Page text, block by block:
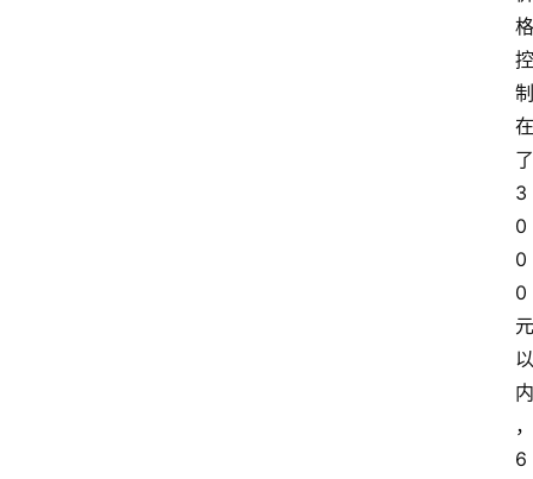
格
控
制
在
了
3
0
0
0
元
以
内
，
6